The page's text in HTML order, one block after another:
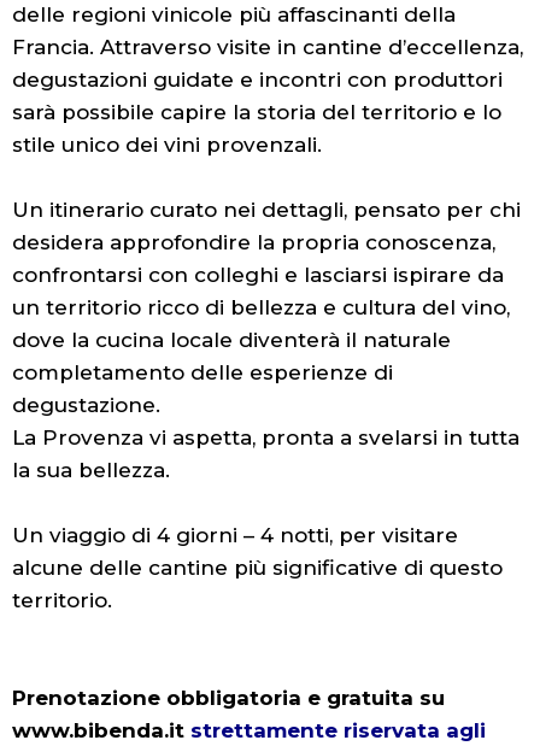
delle regioni vinicole più affascinanti della
Francia. Attraverso visite in cantine d’eccellenza,
degustazioni guidate e incontri con produttori
sarà possibile capire la storia del territorio e lo
stile unico dei vini provenzali.
Un itinerario curato nei dettagli, pensato per chi
desidera approfondire la propria conoscenza,
confrontarsi con colleghi e lasciarsi ispirare da
un territorio ricco di bellezza e cultura del vino,
dove la cucina locale diventerà il naturale
completamento delle esperienze di
degustazione.
La Provenza vi aspetta, pronta a svelarsi in tutta
la sua bellezza.
Un viaggio di 4 giorni – 4 notti, per visitare
alcune delle cantine più significative di questo
territorio.
Prenotazione obbligatoria e gratuita su
www.bibenda.it strettamente riservata agli